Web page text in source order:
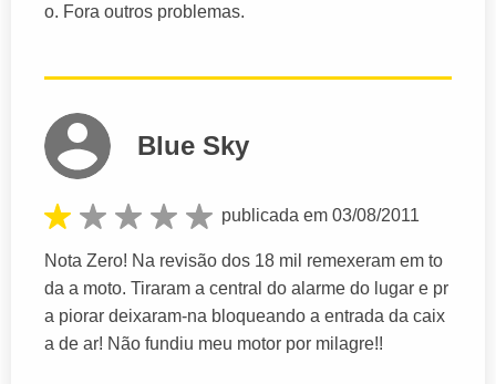
o. Fora outros problemas.
Blue Sky
publicada em 03/08/2011
Nota Zero! Na revisão dos 18 mil remexeram em to
da a moto. Tiraram a central do alarme do lugar e pr
a piorar deixaram-na bloqueando a entrada da caix
a de ar! Não fundiu meu motor por milagre!!